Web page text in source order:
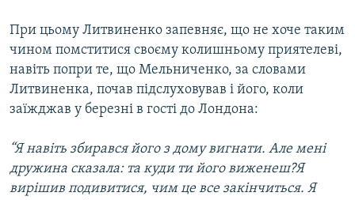
При цьому Литвиненко запевняє, що не хоче таким
чином помститися своєму колишньому приятелеві,
навіть попри те, що Мельниченко, за словами
Литвиненка, почав підслуховував і його, коли
заїжджав у березні в гості до Лондона:
“Я навіть збирався його з дому вигнати. Але мені
дружина сказала: та куди ти його виженеш?Я
вирішив подивитися, чим це все закінчиться. Я